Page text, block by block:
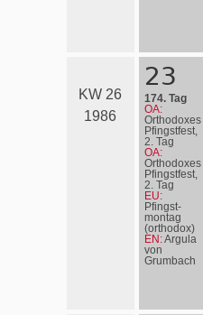
KW 26
1986
23
174. Tag
OA:
Orthodoxes
Pfingstfest,
2. Tag
OA:
Orthodoxes
Pfingstfest,
2. Tag
EU:
Pfingst­
mon­tag
(orthodox)
EN:Argula
von
Grumbach